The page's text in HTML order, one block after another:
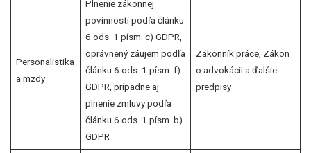
Personalistika
a mzdy
Plnenie zákonnej
povinnosti podľa článku
6 ods. 1 písm. c) GDPR,
oprávnený záujem podľa
článku 6 ods. 1 písm. f)
GDPR, prípadne aj
plnenie zmluvy podľa
článku 6 ods. 1 písm. b)
GDPR
Zákonník práce, Zákon
o advokácii a ďalšie
predpisy